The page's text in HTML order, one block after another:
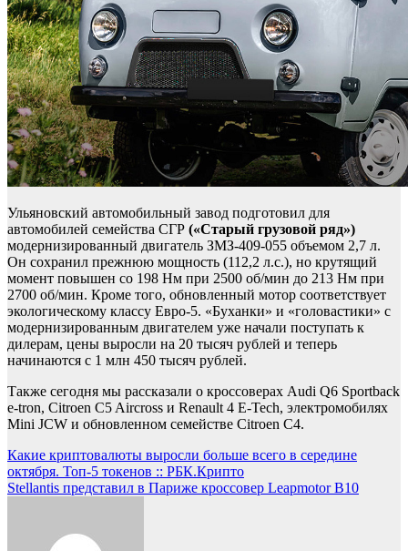
Ульяновский автомобильный завод подготовил для
автомобилей семейства СГР («Старый грузовой ряд»)
модернизированный двигатель ЗМЗ-409-055 объемом 2,7 л.
Он сохранил прежнюю мощность (112,2 л.с.), но крутящий
момент повышен со 198 Нм при 2500 об/мин до 213 Нм при
2700 об/мин. Кроме того, обновленный мотор соответствует
экологическому классу Евро-5. «Буханки» и «головастики» с
модернизированным двигателем уже начали поступать к
дилерам, цены выросли на 20 тысяч рублей и теперь
начинаются с 1 млн 450 тысяч рублей.
Также сегодня мы рассказали о кроссоверах Audi Q6 Sportback
e-tron, Citroen C5 Aircross и Renault 4 E-Tech, электромобилях
Mini JCW и обновленном семействе Citroen C4.
Навигация
по
Какие криптовалюты выросли больше всего в середине
октября. Топ-5 токенов :: РБК.Крипто
Stellantis представил в Париже кроссовер Leapmotor B10